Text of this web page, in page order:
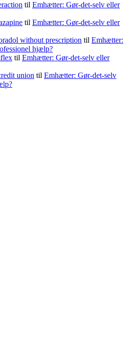
til Emhætter: Gør-det-selv eller
til Emhætter: Gør-det-selv eller
without prescription til Emhætter:
hjælp?
til Emhætter: Gør-det-selv eller
union til Emhætter: Gør-det-selv